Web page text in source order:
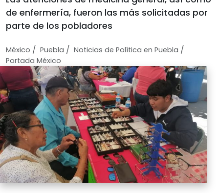
de enfermería, fueron las más solicitadas por
parte de los pobladores
México / Puebla / Noticias de Política en Puebla /
Portada México